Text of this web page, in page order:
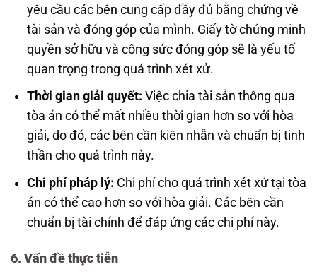
yêu cầu các bên cung cấp đầy đủ bằng chứng về
tài sản và đóng góp của mình. Giấy tờ chứng minh
quyền sở hữu và công sức đóng góp sẽ là yếu tố
quan trọng trong quá trình xét xử.
Thời gian giải quyết: Việc chia tài sản thông qua
tòa án có thể mất nhiều thời gian hơn so với hòa
giải, do đó, các bên cần kiên nhẫn và chuẩn bị tinh
thần cho quá trình này.
Chi phí pháp lý: Chi phí cho quá trình xét xử tại tòa
án có thể cao hơn so với hòa giải. Các bên cần
chuẩn bị tài chính để đáp ứng các chi phí này.
6. Vấn đề thực tiễn